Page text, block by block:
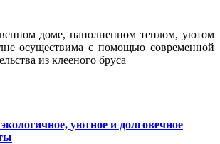
доме, наполненном теплом, уютом
осуществима с помощью современной
из клееного бруса
уютное и долговечное